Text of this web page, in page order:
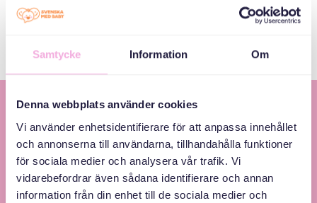
Samtycke Information Om
Denna webbplats använder cookies
Vi använder enhetsidentifierare för att anpassa innehållet
och annonserna till användarna, tillhandahålla funktioner
för sociala medier och analysera vår trafik. Vi
vidarebefordrar även sådana identifierare och annan
information från din enhet till de sociala medier och